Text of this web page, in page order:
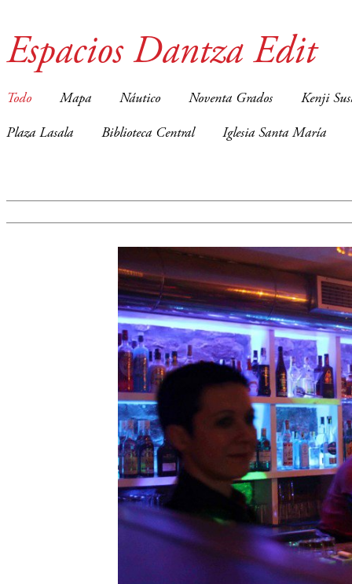
Espacios Dantza Edit
Todo Mapa Náutico Noventa Grados Kenji
Plaza Lasala Biblioteca Central Iglesia Santa María